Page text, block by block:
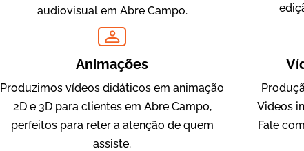
Vídeos para Treinamentos
audiovisual em Abre Campo.
Animações
Produzimos vídeos didáticos em animação
2D e 3D para clientes em Abre Campo,
perfeitos para reter a atenção de quem
assiste.
Videos
Fale